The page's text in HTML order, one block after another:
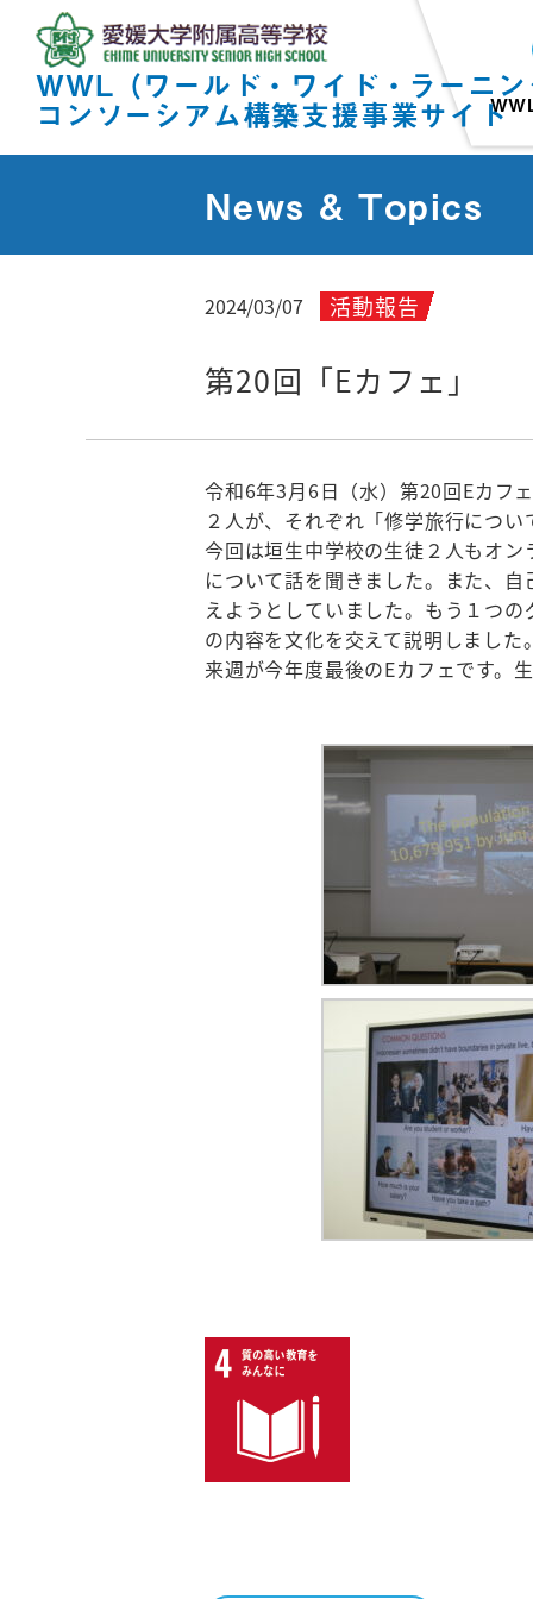
WWL（ワールド・ワイド・ラーニ
コンソーシアム構築支援事業サイト
News & Topics
2024/03/07 活動報告
第20回「Eカフェ」
令和6年3月6日（水）第20回Eカフ
２人が、それぞれ「修学旅行につ
今回は垣生中学校の生徒２人もオ
について話を聞きました。また、
えようとしていました。もう１つ
の内容を文化を交えて説明しました
来週が今年度最後のEカフェです。